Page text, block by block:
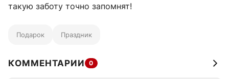
такую заботу точно запомнят!
Подарок Праздник
КОММЕНТАРИИ 0